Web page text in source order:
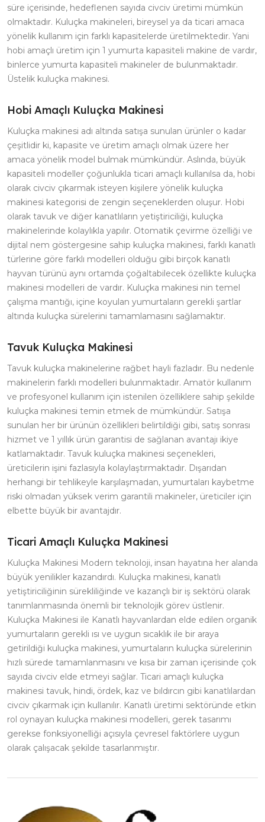
süre içerisinde, hedeflenen sayıda civciv üretimi mümkün
olmaktadır. Kuluçka makineleri, bireysel ya da ticari amaca
yönelik kullanım için farklı kapasitelerde üretilmektedir. Yani
hobi amaçlı üretim için 1 yumurta kapasiteli makine de vardır,
binlerce yumurta kapasiteli makineler de bulunmaktadır.
Üstelik kuluçka makinesi.
Hobi Amaçlı Kuluçka Makinesi
Kuluçka makinesi adı altında satışa sunulan ürünler o kadar
çeşitlidir ki, kapasite ve üretim amaçlı olmak üzere her
amaca yönelik model bulmak mümkündür. Aslında, büyük
kapasiteli modeller çoğunlukla ticari amaçlı kullanılsa da, hobi
olarak civciv çıkarmak isteyen kişilere yönelik kuluçka
makinesi kategorisi de zengin seçeneklerden oluşur. Hobi
olarak tavuk ve diğer kanatlıların yetiştiriciliği, kuluçka
makinelerinde kolaylıkla yapılır. Otomatik çevirme özelliği ve
dijital nem göstergesine sahip kuluçka makinesi, farklı kanatlı
türlerine göre farklı modelleri olduğu gibi birçok kanatlı
hayvan türünü aynı ortamda çoğaltabilecek özellikte kuluçka
makinesi modelleri de vardır. Kuluçka makinesi nin temel
çalışma mantığı, içine koyulan yumurtaların gerekli şartlar
altında kuluçka sürelerini tamamlamasını sağlamaktır.
Tavuk Kuluçka Makinesi
Tavuk kuluçka makinelerine rağbet hayli fazladır. Bu nedenle
makinelerin farklı modelleri bulunmaktadır. Amatör kullanım
ve profesyonel kullanım için istenilen özelliklere sahip şekilde
kuluçka makinesi temin etmek de mümkündür. Satışa
sunulan her bir ürünün özellikleri belirtildiği gibi, satış sonrası
hizmet ve 1 yıllık ürün garantisi de sağlanan avantajı ikiye
katlamaktadır. Tavuk kuluçka makinesi seçenekleri,
üreticilerin işini fazlasıyla kolaylaştırmaktadır. Dışarıdan
herhangi bir tehlikeyle karşılaşmadan, yumurtaları kaybetme
riski olmadan yüksek verim garantili makineler, üreticiler için
elbette büyük bir avantajdır.
Ticari Amaçlı Kuluçka Makinesi
Kuluçka Makinesi Modern teknoloji, insan hayatına her alanda
büyük yenilikler kazandırdı. Kuluçka makinesi, kanatlı
yetiştiriciliğinin sürekliliğinde ve kazançlı bir iş sektörü olarak
tanımlanmasında önemli bir teknolojik görev üstlenir.
Kuluçka Makinesi ile Kanatlı hayvanlardan elde edilen organik
yumurtaların gerekli ısı ve uygun sıcaklık ile bir araya
getirildiği kuluçka makinesi, yumurtaların kuluçka sürelerinin
hızlı sürede tamamlanmasını ve kısa bir zaman içerisinde çok
sayıda civciv elde etmeyi sağlar. Ticari amaçlı kuluçka
makinesi tavuk, hindi, ördek, kaz ve bıldırcın gibi kanatlılardan
civciv çıkarmak için kullanılır. Kanatlı üretimi sektöründe etkin
rol oynayan kuluçka makinesi modelleri, gerek tasarımı
gerekse fonksiyonelliği açısıyla çevresel faktörlere uygun
olarak çalışacak şekilde tasarlanmıştır.